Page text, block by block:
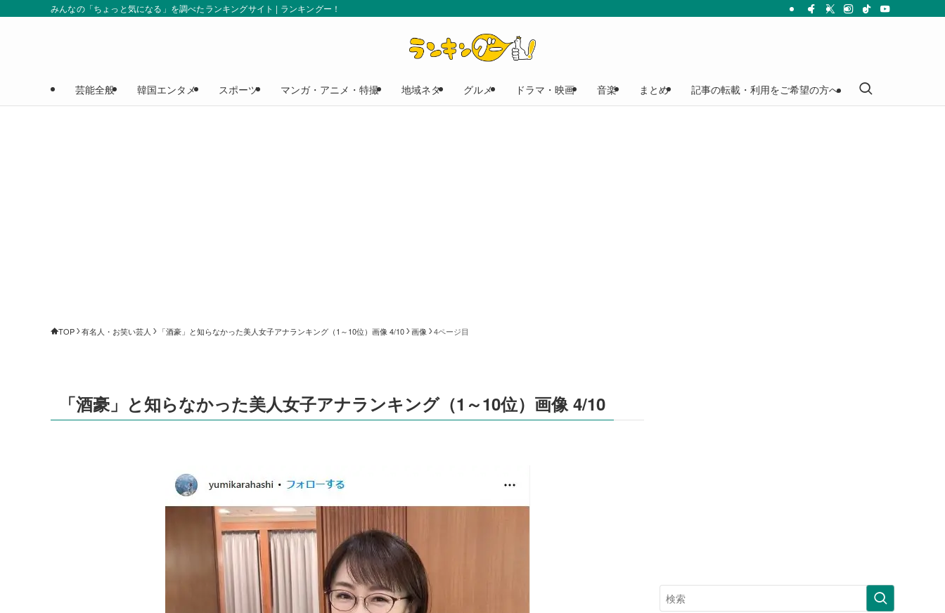
みんなの「ちょっと気になる」を調べたランキングサイト | ランキングー！
芸能全般 韓国エンタメ スポーツ マンガ・アニメ・特撮 地域ネタ グルメ ドラマ・映画 音楽 まとめ 記事の転載・利用をご希望の方へ
TOP 有名人・お笑い芸人 「酒豪」と知らなかった美人女子アナランキング（1～10位）画像 4/10 画像 4ページ目
「酒豪」と知らなかった美人女子アナランキング（1～10位）画像 4/10